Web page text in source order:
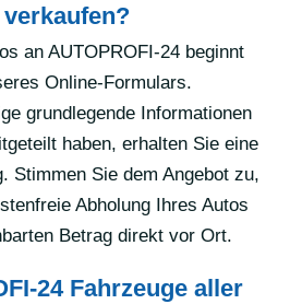
verkaufen?
an AUTOPROFI-24 beginnt
Online-Formulars.
grundlegende Informationen
haben, erhalten Sie eine
Stimmen Sie dem Angebot zu,
Abholung Ihres Autos
Betrag direkt vor Ort.
24 Fahrzeuge aller